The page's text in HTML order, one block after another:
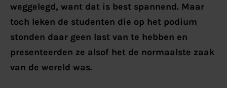
weggelegd, want dat is best spannend. Maar
toch leken de studenten die op het podium
stonden daar geen last van te hebben en
presenteerden ze alsof het de normaalste zaak
van de wereld was.